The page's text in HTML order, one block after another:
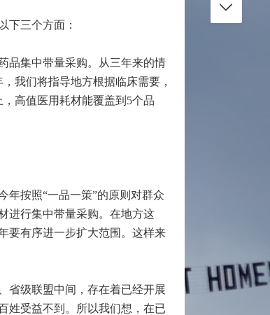
下三个方面：
品集中带量采购。从三年来的情
我们将指导地方根据临床需要，
高值医用耗材能覆盖到5个品
年按照“一品一策”的原则对群众
进行集中带量采购。在地方这
要有序进一步扩大范围。这样来
省级联盟中间，存在着已经开展
姓受益不到。所以我们想，在已